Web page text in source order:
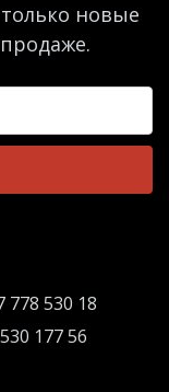
новые
778 530 18
177 56